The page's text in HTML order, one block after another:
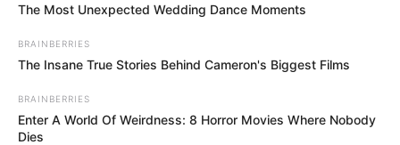
The Most Unexpected Wedding Dance Moments
BRAINBERRIES
The Insane True Stories Behind Cameron's Biggest Films
BRAINBERRIES
Enter A World Of Weirdness: 8 Horror Movies Where Nobody
Dies